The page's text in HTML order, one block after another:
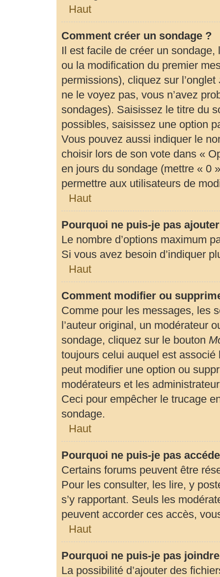
Haut
Comment créer un sondage ?
Il est facile de créer un sondage,
ou la modification du premier
permissions), cliquez sur l’onglet
ne le voyez pas, vous n’avez
sondages). Saisissez le titre du
possibles, saisissez une option
Vous pouvez aussi indiquer le
choisir lors de son vote dans «
en jours du sondage (mettre « 0
permettre aux utilisateurs de
Haut
Pourquoi ne puis-je pas
Le nombre d’options maximum
Si vous avez besoin d’indiquer
Haut
Comment modifier ou
Comme pour les messages, les
l’auteur original, un modérateur
sondage, cliquez sur le bouton
toujours celui auquel est associé
peut modifier une option ou
modérateurs et les
Ceci pour empêcher le trucage
sondage.
Haut
Pourquoi ne puis-je pas
Certains forums peuvent être
Pour les consulter, les lire, y
s’y rapportant. Seuls les
peuvent accorder ces accès,
Haut
Pourquoi ne puis-je pas
La possibilité d’ajouter des